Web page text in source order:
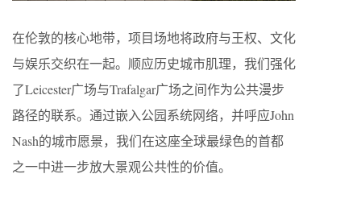
在伦敦的核心地带，项目场地将政府与王权、文化
与娱乐交织在一起。顺应历史城市肌理，我们强化
了Leicester广场与Trafalgar广场之间作为公共漫步
路径的联系。通过嵌入公园系统网络，并呼应John
Nash的城市愿景，我们在这座全球最绿色的首都
之一中进一步放大景观公共性的价值。